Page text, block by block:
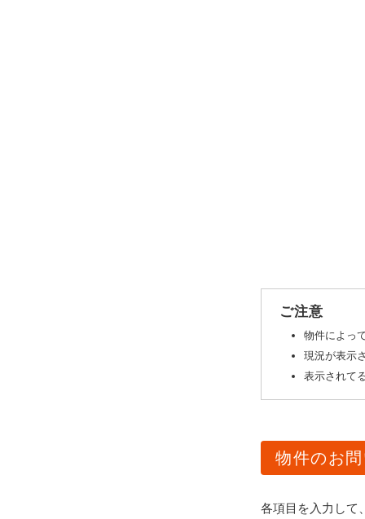
ご注意
物件によっ
現況が表示
表示されて
物件のお
各項目を入力して